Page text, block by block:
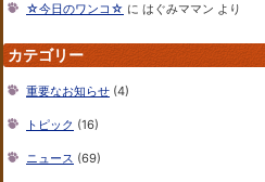
☆今日のワンコ☆ に はぐみママン より
カテゴリー
重要なお知らせ (4)
トピック (16)
ニュース (69)